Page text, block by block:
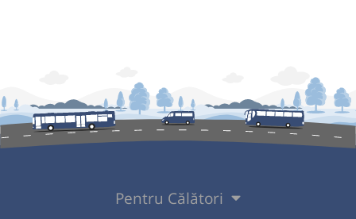
Pentru Călători